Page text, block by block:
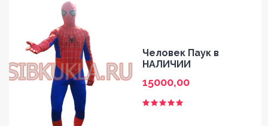
Человек Паук в
НАЛИЧИИ
15000,00